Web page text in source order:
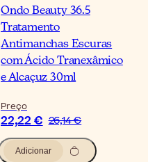
Ondo Beauty 36.5
Tratamento
Antimanchas Escuras
com Ácido Tranexâmico
e Alcaçuz 30ml
Preço
22,22 € 26,14 €
Adicionar